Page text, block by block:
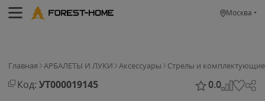
Москва
Главная АРБАЛЕТЫ И ЛУКИ Аксессуары Стрелы и комплектующие
Код: УТ000019145 0.0